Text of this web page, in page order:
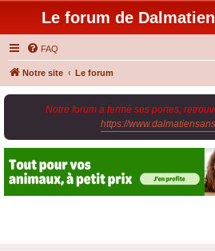
Le forum de
FAQ
Notre site Le forum
Notre forum a fermé ses portes,
https://